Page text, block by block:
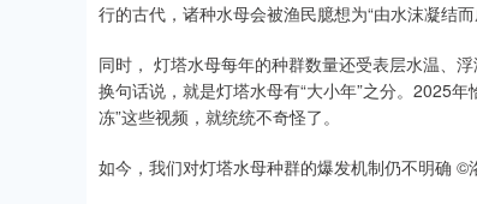
行的古代，诸种水母会被渔民臆想为“由水沫凝结而
同时， 灯塔水母每年的种群数量还受表层水温、
换句话说，就是灯塔水母有“大小年”之分。2025
冻”这些视频，就统统不奇怪了。
如今，我们对灯塔水母种群的爆发机制仍不明确 ©